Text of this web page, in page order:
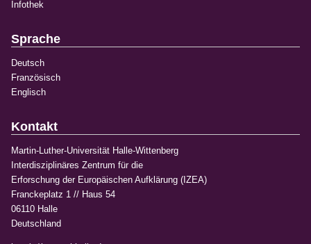
Infothek
Sprache
Deutsch
Französisch
Englisch
Kontakt
Martin-Luther-Universität Halle-Wittenberg
Interdisziplinäres Zentrum für die
Erforschung der Europäischen Aufklärung (IZEA)
Franckeplatz 1 // Haus 54
06110 Halle
Deutschland